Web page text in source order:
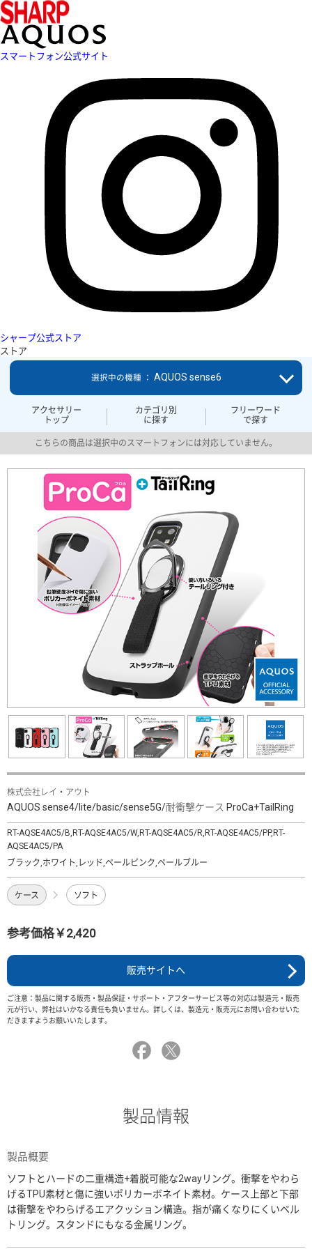
スマートフォン公式サイト
シャープ公式ストア
ストア
アクセサリー
トップ
カテゴリ別
に探す
フリーワード
で探す
選択中の機種 ： AQUOS sense6
こちらの商品は選択中のスマートフォンには対応していません。
株式会社レイ・アウト
AQUOS sense4/lite/basic/sense5G/耐衝撃ケース ProCa+TailRing
RT-AQSE4AC5/B,RT-AQSE4AC5/W,RT-AQSE4AC5/R,RT-AQSE4AC5/PP,RT-
AQSE4AC5/PA
ブラック,ホワイト,レッド,ペールピンク,ペールブルー
ケース ソフト
参考価格￥2,420
販売サイトへ
ご注意：製品に関する販売・製品保証・サポート・アフターサービス等の対応は製造元・販売
元が行い、弊社はいかなる責任も負いません。詳しくは、製造元・販売元にお問い合わせいた
だきますようお願いいたします。
製品情報
製品概要
ソフトとハードの二重構造+着脱可能な2wayリング。衝撃をやわら
げるTPU素材と傷に強いポリカーボネイト素材。ケース上部と下部
は衝撃をやわらげるエアクッション構造。指が痛くなりにくいベル
トリング。スタンドにもなる金属リング。